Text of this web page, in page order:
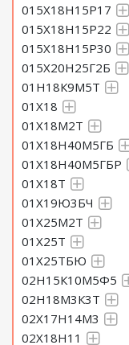
015Х18Н15Р17
015Х18Н15Р22
015Х18Н15Р30
015Х20Н25Г2Б
01Н18К9М5Т
01Х18
01Х18М2Т
01Х18Н40М5ГБ
01Х18Н40М5ГБР
01Х18Т
01Х19Ю3БЧ
01Х25М2Т
01Х25Т
01Х25ТБЮ
02Н15К10М5Ф5
02Н18М3К3Т
02Х17Н14М3
02Х18Н11